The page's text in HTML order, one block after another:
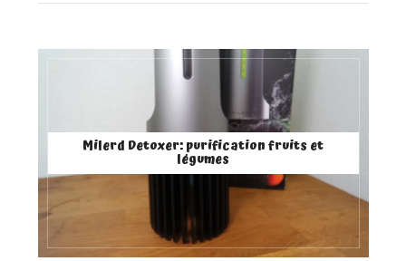
Milerd Detoxer: purification fruits et
légumes